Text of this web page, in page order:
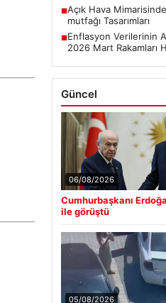
■Açık Hava
mutfağı Tasarımları
■Enflasyon Verilerinin
2026 Mart Rakamları
Güncel
06/08/2026
Cumhurbaşkanı
ile görüştü
05/08/2026